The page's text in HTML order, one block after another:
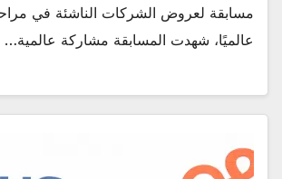
مسابقة لعروض الشركات الناشئة في
عالميًا، شهدت المسابقة مشاركة عالمية…